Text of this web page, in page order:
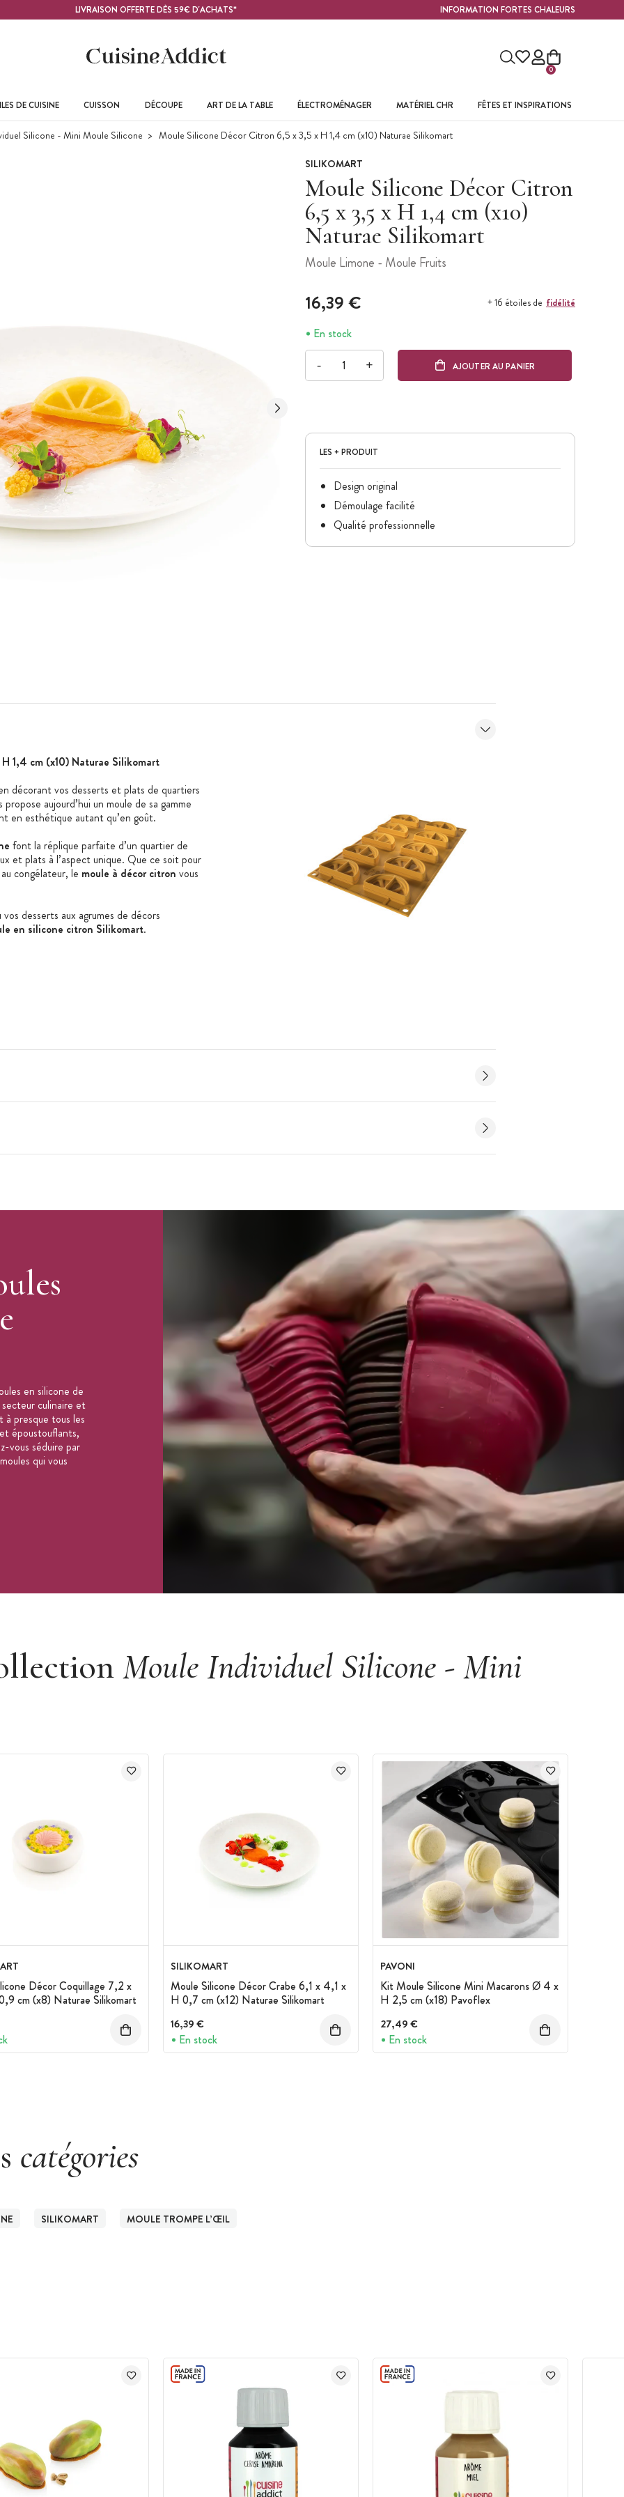
LIVRAISON OFFERTE DÈS 59€ D'ACHATS* INFORMATION FORTES CHALEURS
0
DE CUISINE CUISSON DÉCOUPE ART DE LA TABLE ÉLECTROMÉNAGER MATÉRIEL CHR FÊTES ET INSPIRATIONS
Silicone - Mini Moule Silicone Moule Silicone Décor Citron 6,5 x 3,5 x H 1,4 cm (x10) Naturae Silikomart
SILIKOMART
Moule Silicone Décor Citron
6,5 x 3,5 x H 1,4 cm (x10)
Naturae Silikomart
Moule Limone - Moule Fruits
16,39 € + 16 étoiles de fidélité
En stock
- + AJOUTER AU PANIER
LES + PRODUIT
Design original
Démoulage facilité
Qualité professionnelle
1,4 cm (x10) Naturae Silikomart
décorant vos desserts et plats de quartiers
aujourd’hui un moule de sa gamme
en esthétique autant qu’en goût.
font la réplique parfaite d’un quartier de
et plats à l’aspect unique. Que ce soit pour
congélateur, le moule à décor citron vous
desserts aux agrumes de décors
en silicone citron Silikomart.
en silicone de
culinaire et
à presque tous les
époustouflants,
vous séduire par
qui vous
Moule Individuel Silicone - Mini
Décor Coquillage 7,2 x
cm (x8) Naturae Silikomart
SILIKOMART
Moule Silicone Décor Crabe 6,1 x 4,1 x
H 0,7 cm (x12) Naturae Silikomart
16,39 €
En stock
PAVONI
Kit Moule Silicone Mini Macarons Ø 4 x
H 2,5 cm (x18) Pavoflex
27,49 €
En stock
catégories
SILIKOMART MOULE TROMPE L’ŒIL